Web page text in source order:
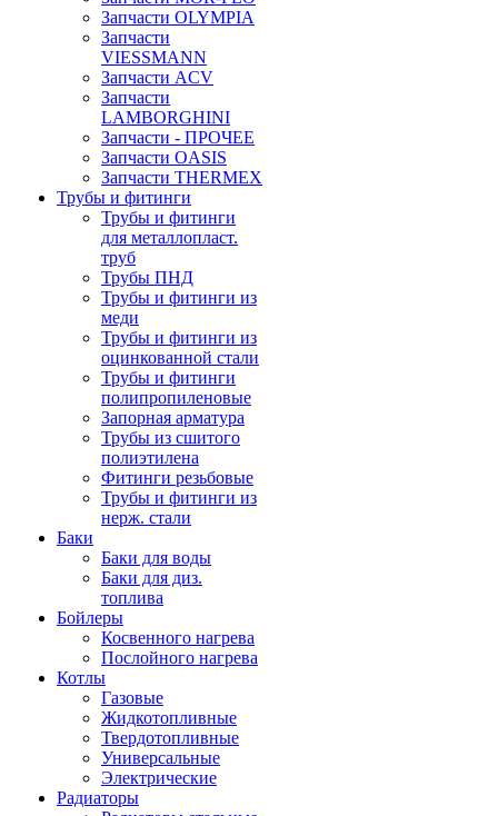
Запчасти OLYMPIA
Запчасти
VIESSMANN
Запчасти ACV
Запчасти
LAMBORGHINI
Запчасти - ПРОЧЕЕ
Запчасти OASIS
Запчасти THERMEX
Трубы и фитинги
Трубы и фитинги
для металлопласт.
труб
Трубы ПНД
Трубы и фитинги из
меди
Трубы и фитинги из
оцинкованной стали
Трубы и фитинги
полипропиленовые
Запорная арматура
Трубы из сшитого
полиэтилена
Фитинги резьбовые
Трубы и фитинги из
нерж. стали
Баки
Баки для воды
Баки для диз.
топлива
Бойлеры
Косвенного нагрева
Послойного нагрева
Котлы
Газовые
Жидкотопливные
Твердотопливные
Универсальные
Электрические
Радиаторы